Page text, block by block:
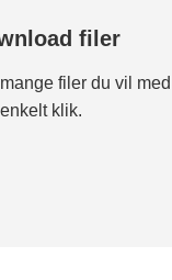
filer
filer du vil med
klik.